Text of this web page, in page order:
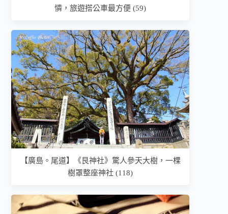
憐，旅遊搭公車最方便 (59)
【廣島。尾道】《艮神社》驚人參天大樹，一棵
樹罩整座神社 (118)